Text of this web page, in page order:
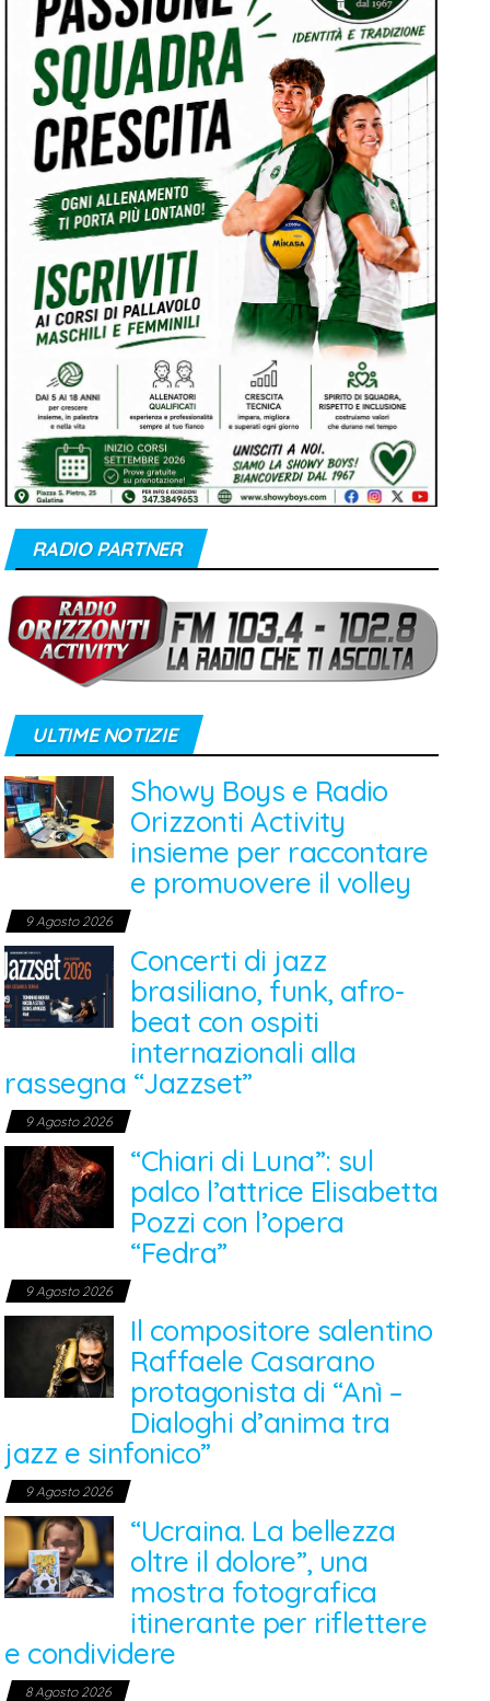
RADIO PARTNER
ULTIME NOTIZIE
Showy Boys e Radio
Orizzonti Activity
insieme per raccontare
e promuovere il volley
9 Agosto 2026
Concerti di jazz
brasiliano, funk, afro-
beat con ospiti
internazionali alla
rassegna “Jazzset”
9 Agosto 2026
“Chiari di Luna”: sul
palco l’attrice Elisabetta
Pozzi con l’opera
“Fedra”
9 Agosto 2026
Il compositore salentino
Raffaele Casarano
protagonista di “Anì –
Dialoghi d’anima tra
jazz e sinfonico”
9 Agosto 2026
“Ucraina. La bellezza
oltre il dolore”, una
mostra fotografica
itinerante per riflettere
e condividere
8 Agosto 2026